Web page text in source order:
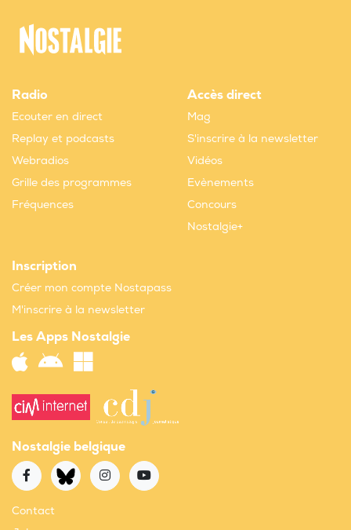
Radio
Ecouter en direct
Replay et podcasts
Webradios
Grille des programmes
Fréquences
Accès direct
Mag
S'inscrire à la newsletter
Vidéos
Evènements
Concours
Nostalgie+
Inscription
Créer mon compte Nostapass
M'inscrire à la newsletter
Les Apps Nostalgie
Nostalgie belgique
Contact